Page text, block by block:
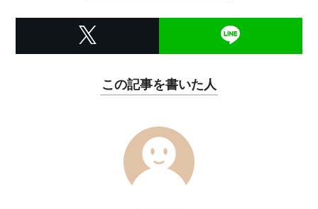
この記事を書いた人